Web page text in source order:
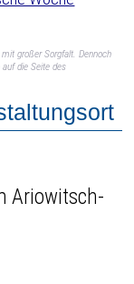
großer Sorgfalt. Dennoch
die Seite des
Ariowitsch-